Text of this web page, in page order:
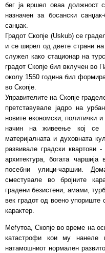
бег ја вршел оваа должност
назначен за босански
санџак.
Градот Скопје (Uskub) се
и се ширел од двете страни
служел како стационар на
градот Скопје бил вклучен во
околу 1550 година бил
во Скопје.
Управителите на Скопје
претставувале јадро на
новите економски, политички
начин на живеење кој се
материјалната и духовната
развивале градски квартови
архитектура, богата чаршија
посебни улици-чаршии.
сместувале во бројните
градени безистени, амами,
век градот од воено упориште
карактер.
Меѓутоа, Скопје во време на
катастрофи кои му нанеле
натамошниот нормален